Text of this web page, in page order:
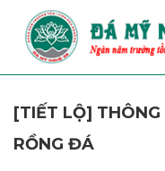
[TIẾT LỘ] THÔNG
RỒNG ĐÁ